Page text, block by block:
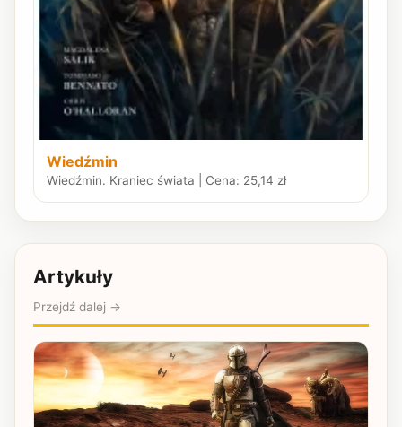
Wiedźmin
Wiedźmin. Kraniec świata | Cena: 25,14 zł
Artykuły
Przejdź dalej →